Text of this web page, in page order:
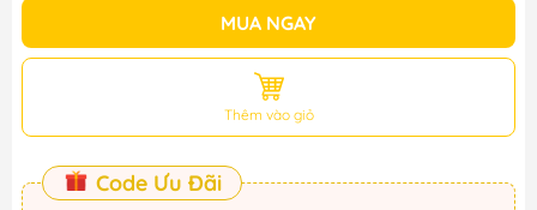
MUA NGAY
Thêm vào giỏ
Code Ưu Đãi